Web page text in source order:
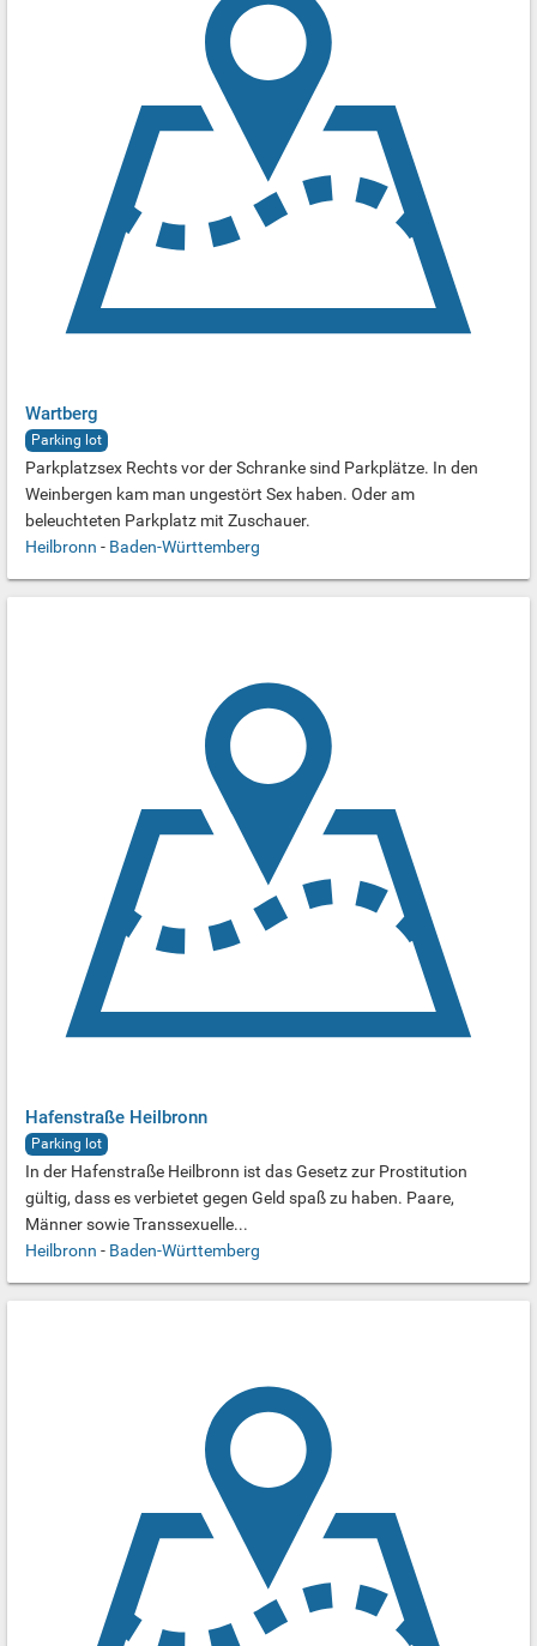
Wartberg
Parking lot
Parkplatzsex Rechts vor der Schranke sind Parkplätze. In den
Weinbergen kam man ungestört Sex haben. Oder am
beleuchteten Parkplatz mit Zuschauer.
Heilbronn - Baden-Württemberg
Hafenstraße Heilbronn
Parking lot
In der Hafenstraße Heilbronn ist das Gesetz zur Prostitution
gültig, dass es verbietet gegen Geld spaß zu haben. Paare,
Männer sowie Transsexuelle...
Heilbronn - Baden-Württemberg